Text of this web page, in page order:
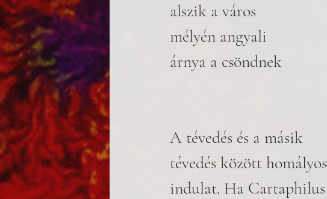
alszik a város
mélyén angyali
árnya a csöndnek
A tévedés és a másik
tévedés között homályos
indulat. Ha Cartaphilus